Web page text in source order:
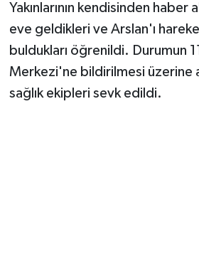
Yakınlarının kendisinden haber
eve geldikleri ve Arslan'ı
buldukları öğrenildi. Durumun
Merkezi'ne bildirilmesi üzerine
sağlık ekipleri sevk edildi.